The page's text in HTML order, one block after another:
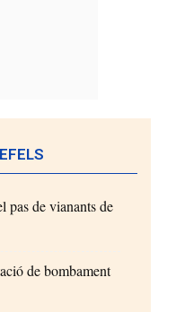
de vianants de
de bombament